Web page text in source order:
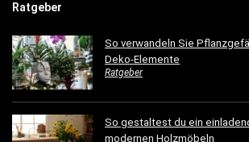
Ratgeber
So verwandeln Sie
Deko-Elemente
Ratgeber
So gestaltest du ein
modernen Holzmöbeln